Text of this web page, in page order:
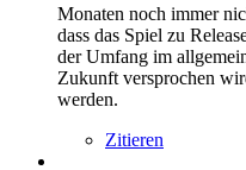
Monaten noch immer
dass das Spiel zu
der Umfang im
Zukunft versprochen
werden.
Zitieren